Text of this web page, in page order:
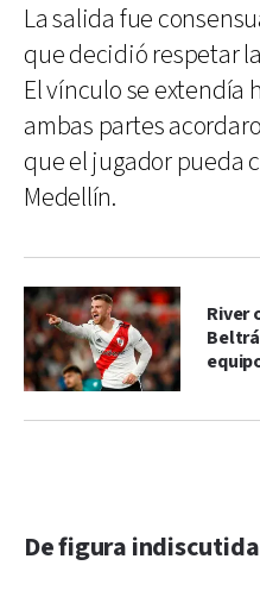
La salida fue
que decidió respetar
El vínculo se extendía
ambas partes
que el jugador pueda
Medellín.
River
De figura